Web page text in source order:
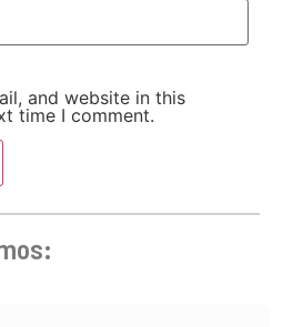
and website in this
time I comment.